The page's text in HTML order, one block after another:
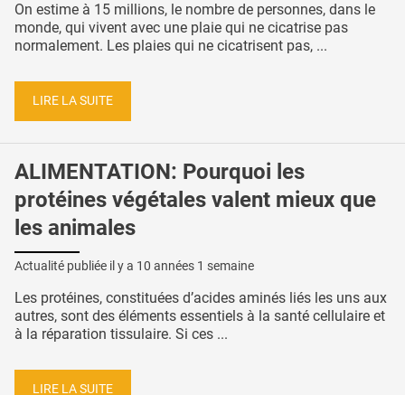
On estime à 15 millions, le nombre de personnes, dans le
monde, qui vivent avec une plaie qui ne cicatrise pas
normalement. Les plaies qui ne cicatrisent pas, ...
LIRE LA SUITE
ALIMENTATION: Pourquoi les
protéines végétales valent mieux que
les animales
Actualité publiée il y a 10 années 1 semaine
Les protéines, constituées d’acides aminés liés les uns aux
autres, sont des éléments essentiels à la santé cellulaire et
à la réparation tissulaire. Si ces ...
LIRE LA SUITE